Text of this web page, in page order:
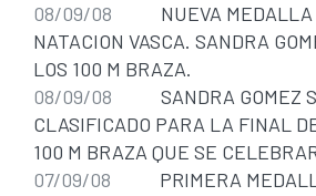
08/09/08 NUEVA
NATACION VASCA. SANDRA
LOS 100 M BRAZA.
08/09/08 SANDRA GOMEZ
CLASIFICADO PARA LA FINAL
100 M BRAZA QUE SE
07/09/08 PRIMERA